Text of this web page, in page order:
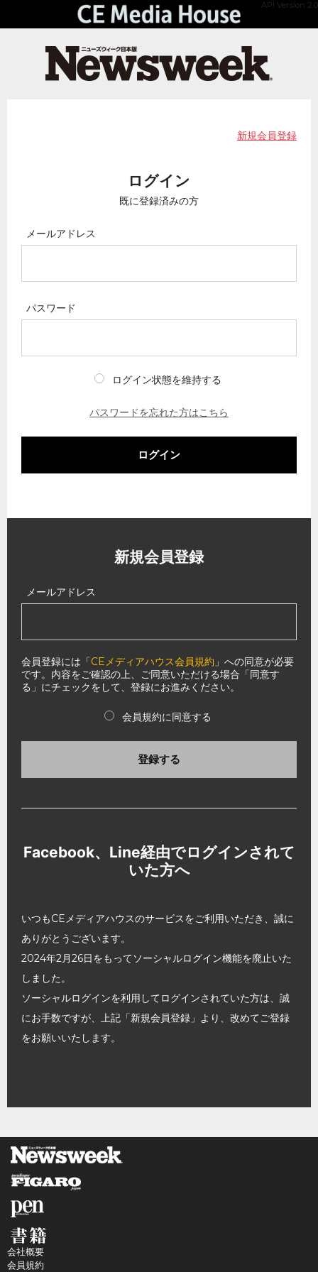
API Version 2.0
新規会員登録
ログイン
既に登録済みの方
メールアドレス
パスワード
ログイン状態を維持する
パスワードを忘れた方はこちら
ログイン
新規会員登録
メールアドレス
会員登録には「CEメディアハウス会員規約 」への同意が必要
です。内容をご確認の上、ご同意いただける場合「同意す
る」にチェックをして、登録にお進みください。
会員規約に同意する
登録する
Facebook、Line経由でログインされて
いた方へ
いつもCEメディアハウスのサービスをご利用いただき、誠に
ありがとうございます。
2024年2月26日をもってソーシャルログイン機能を廃止いた
しました。
ソーシャルログインを利用してログインされていた方は、誠
にお手数ですが、上記「新規会員登録」より、改めてご登録
をお願いいたします。
会社概要
会員規約